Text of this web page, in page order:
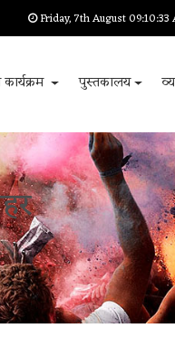
Friday, 7th August
पुस्तकालय